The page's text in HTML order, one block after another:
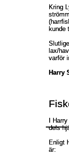
Kring
kunde
lax/
varför
Harry
I
dels
Enligt
är:
Kring
kunde
lax/
varför
Harry
I
dels
Enligt
är: